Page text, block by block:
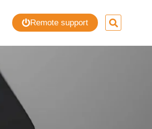
Remote support